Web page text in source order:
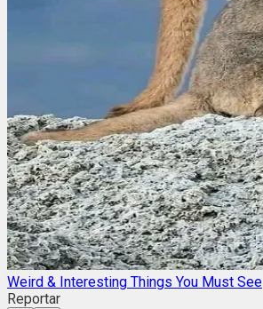
Weird & Interesting Things You Must See
Reportar